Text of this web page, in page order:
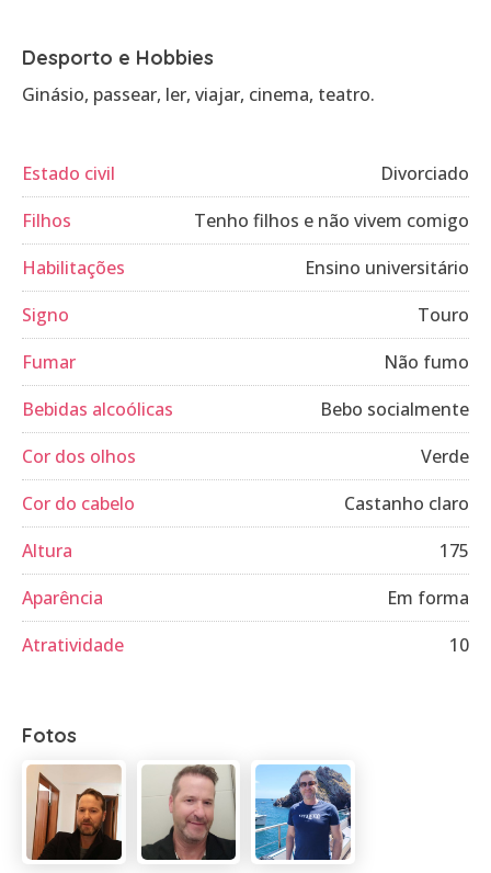
Desporto e Hobbies
Ginásio, passear, ler, viajar, cinema, teatro.
Estado civil
Divorciado
Filhos
Tenho filhos e não vivem comigo
Habilitações
Ensino universitário
Signo
Touro
Fumar
Não fumo
Bebidas alcoólicas
Bebo socialmente
Cor dos olhos
Verde
Cor do cabelo
Castanho claro
Altura
175
Aparência
Em forma
Atratividade
10
Fotos